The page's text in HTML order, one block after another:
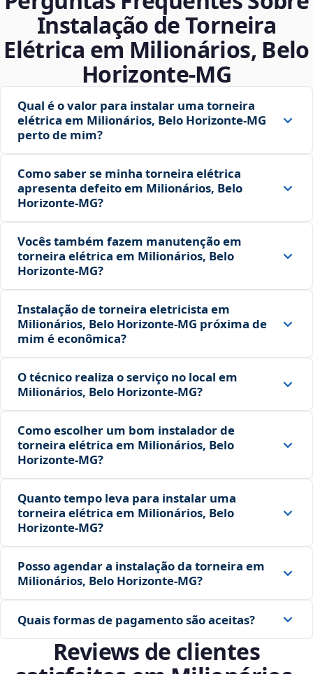
Instalação de Torneira
Elétrica em Milionários, Belo
Horizonte‑MG
Qual é o valor para instalar uma torneira
elétrica em Milionários, Belo Horizonte‑MG
perto de mim?
Como saber se minha torneira elétrica
apresenta defeito em Milionários, Belo
Horizonte‑MG?
Vocês também fazem manutenção em
torneira elétrica em Milionários, Belo
Horizonte‑MG?
Instalação de torneira eletricista em
Milionários, Belo Horizonte‑MG próxima de
mim é econômica?
O técnico realiza o serviço no local em
Milionários, Belo Horizonte‑MG?
Como escolher um bom instalador de
torneira elétrica em Milionários, Belo
Horizonte‑MG?
Quanto tempo leva para instalar uma
torneira elétrica em Milionários, Belo
Horizonte‑MG?
Posso agendar a instalação da torneira em
Milionários, Belo Horizonte‑MG?
Quais formas de pagamento são aceitas?
Reviews de clientes